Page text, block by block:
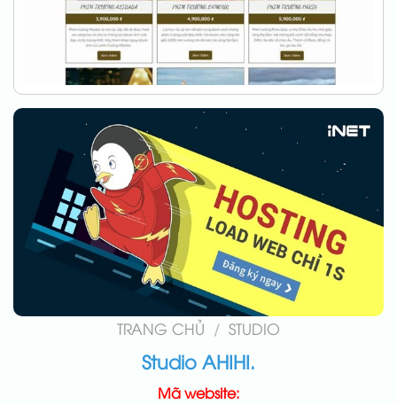
TRANG CHỦ / STUDIO
Studio AHIHI.
Mã website: